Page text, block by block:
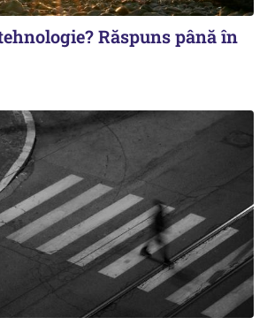
Răspuns până în